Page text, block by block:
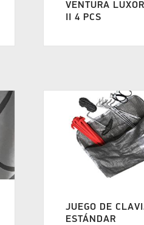
VENTURA
II 4 PCS
JUEGO DE
ESTÁNDAR